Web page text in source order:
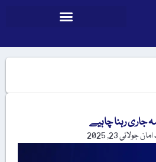
جاری رہنا چاہیے
جولائی 23, 2025